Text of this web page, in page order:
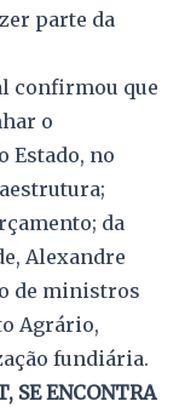
parte da
confirmou que
o
Estado, no
da
Alexandre
de ministros
Agrário,
fundiária.
SE ENCONTRA